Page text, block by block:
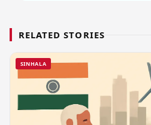
RELATED STORIES
SINHALA